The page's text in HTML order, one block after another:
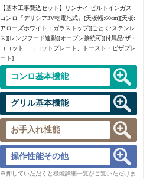
【基本工事費込セット】
リンナイ ビルトインガス
コンロ『デリシア3V乾電池式』[天板幅:60cm][天板:
アローズホワイト・ガラストップ][ごとく:ステンレ
ス][レンジフード連動][オーブン接続可][付属品:ザ・
ココット、ココットプレート、トースト・ピザプレ
ート]
コンロ基本機能
グリル基本機能
お手入れ性能
操作性能その他
※押していただくと機能詳細一覧がご覧いただけま